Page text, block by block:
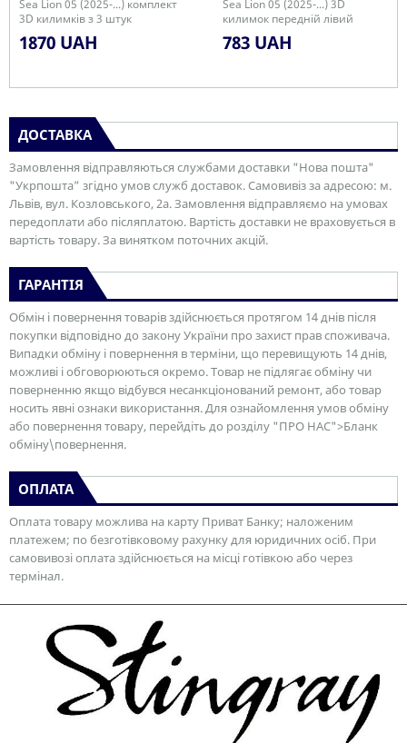
Sea Lion 05 (2025-...) комплект
3D килимків з 3 штук
1870 UAH
Sea Lion 05 (2025-...) 3D
килимок передній лівий
783 UAH
ДОСТАВКА
Замовлення відправляються службами доставки "Нова пошта"
"Укрпошта” згідно умов служб доставок. Самовивіз за адресою: м.
Львів, вул. Козловського, 2а. Замовлення відправляємо на умовах
передоплати або післяплатою. Вартість доставки не враховується в
вартість товару. За винятком поточних акцій.
ГАРАНТІЯ
Обмін і повернення товарів здійснюється протягом 14 днів після
покупки відповідно до закону України про захист прав споживача.
Випадки обміну і повернення в терміни, що перевищують 14 днів,
можливі і обговорюються окремо. Товар не підлягає обміну чи
поверненню якщо відбувся несанкціонований ремонт, або товар
носить явні ознаки використання. Для ознайомлення умов обміну
або повернення товару, перейдіть до розділу "ПРО НАС">Бланк
обміну\повернення.
ОПЛАТА
Оплата товару можлива на карту Приват Банку; наложеним
платежем; по безготівковому рахунку для юридичних осіб. При
самовивозі оплата здійснюється на місці готівкою або через
термінал.